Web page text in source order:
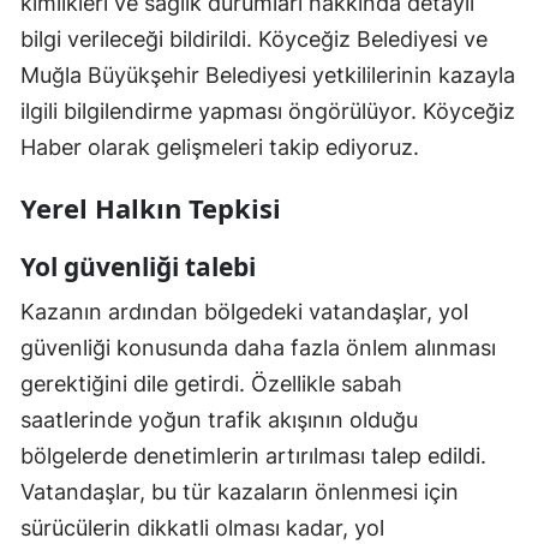
bilgi verileceği bildirildi. Köyceğiz Belediyesi ve
Muğla Büyükşehir Belediyesi yetkililerinin kazayla
ilgili bilgilendirme yapması öngörülüyor. Köyceğiz
Haber olarak gelişmeleri takip ediyoruz.
Yerel Halkın Tepkisi
Yol güvenliği talebi
Kazanın ardından bölgedeki vatandaşlar, yol
güvenliği konusunda daha fazla önlem alınması
gerektiğini dile getirdi. Özellikle sabah
saatlerinde yoğun trafik akışının olduğu
bölgelerde denetimlerin artırılması talep edildi.
Vatandaşlar, bu tür kazaların önlenmesi için
sürücülerin dikkatli olması kadar, yol